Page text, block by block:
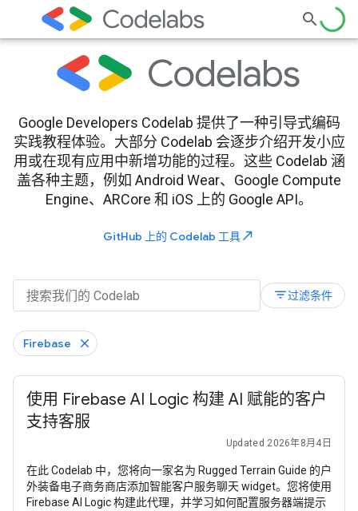
Google Developers Codelab 提供了一种引导式编码
实践教程体验。大部分 Codelab 会逐步介绍开发小应
用或在现有应用中新增功能的过程。这些 Codelab 涵
盖各种主题，例如 Android Wear、Google Compute
Engine、ARCore 和 iOS 上的 Google API。
GitHub 上的 Codelab 工具north_east
filter_list过滤条件
Firebase
使用 Firebase AI Logic 构建 AI 赋能的客户
支持客服
Updated 2026年8月4日
在此 Codelab 中，您将向一家名为 Rugged Terrain Guide 的户
外装备电子商务商店添加智能客户服务聊天 widget。您将使用
Firebase AI Logic 构建此代理，并学习如何配置服务器端提示